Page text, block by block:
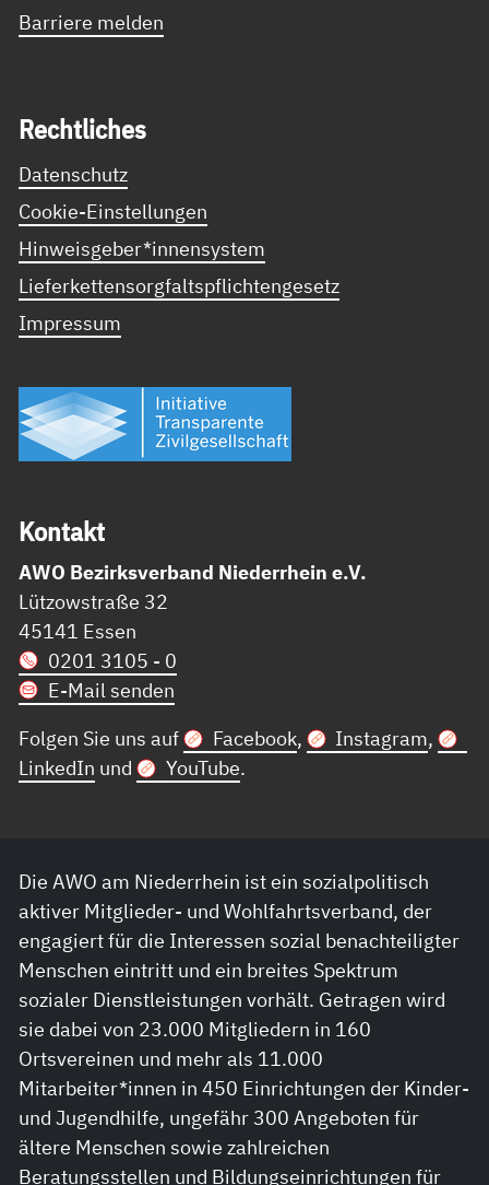
Barriere melden
Recht­li­ches
Datenschutz
Cookie-Einstellungen
Hinweisgeber*innensystem
Lieferkettensorgfaltspflichtengesetz
Impressum
Kon­takt
AWO Bezirksverband Niederrhein e.V.
Lützowstraße 32
45141 Essen
0201 3105 - 0
E-Mail senden
Folgen Sie uns auf
Facebook, Instagram,
LinkedIn und YouTube.
Die AWO am Niederrhein ist ein sozialpolitisch
aktiver Mitglieder- und Wohlfahrtsverband, der
engagiert für die Interessen sozial benachteiligter
Menschen eintritt und ein breites Spektrum
sozialer Dienstleistungen vorhält. Getragen wird
sie dabei von 23.000 Mitgliedern in 160
Ortsvereinen und mehr als 11.000
Mitarbeiter*innen in 450 Einrichtungen der Kinder-
und Jugendhilfe, ungefähr 300 Angeboten für
ältere Menschen sowie zahlreichen
Beratungsstellen und Bildungseinrichtungen für